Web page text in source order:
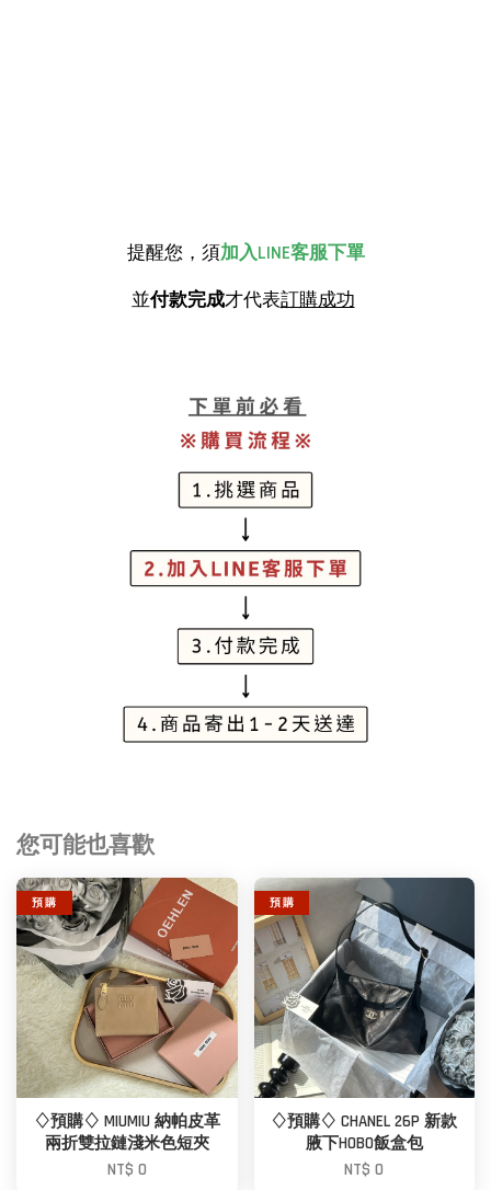
提醒您，須加入LINE客服下單
並付款完成才代表訂購成功
您可能也喜歡
預 購
♢預購♢ MIUMIU 納帕皮革
兩折雙拉鏈淺米色短夾
NT$ 0
預 購
♢預購♢ CHANEL 26P 新款
腋下HOBO飯盒包
NT$ 0